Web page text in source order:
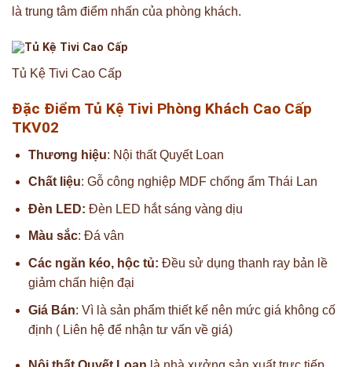
là trung tâm điểm nhấn của phòng khách.
Tủ Kệ Tivi Cao Cấp
Đặc Điểm Tủ Kệ Tivi Phòng Khách Cao Cấp
TKV02
Thương hiệu: Nội thất Quyết Loan
Chất liệu: Gỗ công nghiệp MDF chống ẩm Thái Lan
Đèn LED: Đèn LED hắt sáng vàng dịu
Màu sắc: Đá vân
Các ngăn kéo, hộc tủ: Đều sử dụng thanh ray bản lề
giảm chấn hiện đại
Giá Bán: Vì là sản phẩm thiết kế nên mức giá không cố
định ( Liên hệ để nhận tư vấn về giá)